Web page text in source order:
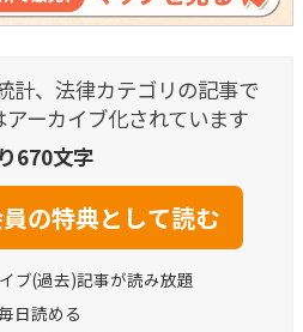
計、法律カテゴリの記事で
ーカイブ化されています
670文字
ブ(過去)記事が読み放題
日読める